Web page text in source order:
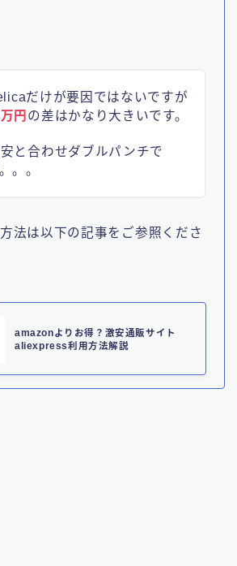
だけが要因ではないですが
円 の差はかなり大きいです。
と合わせダブルパンチで
。。
法は以下の記事をご参照くださ
amazonよりお得？激安通販サイト
aliexpress利用方法解説